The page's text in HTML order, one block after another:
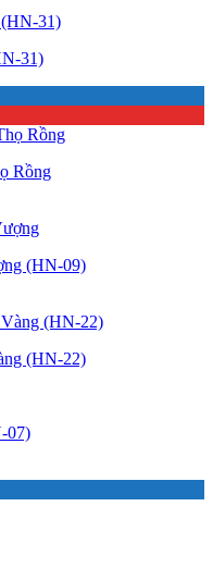
31)
Rồng
(HN-09)
(HN-22)
07)